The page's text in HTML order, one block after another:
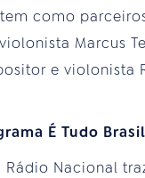
como
Marcus
e violonista
É Tudo Brasil
Nacional